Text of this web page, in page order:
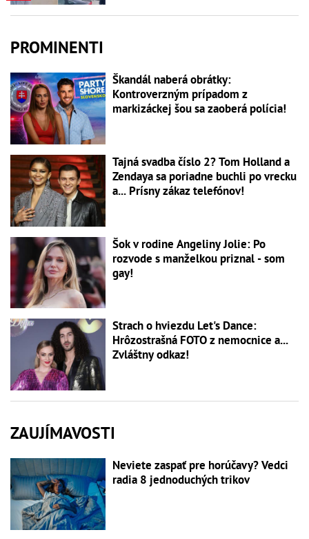
PROMINENTI
Škandál naberá obrátky:
Kontroverzným prípadom z
markizáckej šou sa zaoberá polícia!
Tajná svadba číslo 2? Tom Holland a
Zendaya sa poriadne buchli po vrecku
a... Prísny zákaz telefónov!
Šok v rodine Angeliny Jolie: Po
rozvode s manželkou priznal - som
gay!
Strach o hviezdu Let's Dance:
Hrôzostrašná FOTO z nemocnice a...
Zvláštny odkaz!
ZAUJÍMAVOSTI
Neviete zaspať pre horúčavy? Vedci
radia 8 jednoduchých trikov